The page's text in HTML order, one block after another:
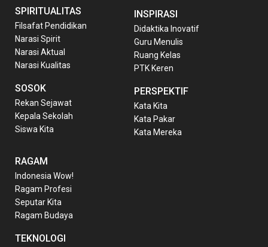
SPIRITUALITAS
Filsafat Pendidikan
Narasi Spirit
Narasi Aktual
Narasi Kualitas
SOSOK
Rekan Sejawat
Kepala Sekolah
Siswa Kita
INSPIRASI
Didaktika Inovatif
Guru Menulis
Ruang Kelas
PTK Keren
PERSPEKTIF
Kata Kita
Kata Pakar
Kata Mereka
RAGAM
Indonesia Wow!
Ragam Profesi
Seputar Kita
Ragam Budaya
TEKNOLOGI